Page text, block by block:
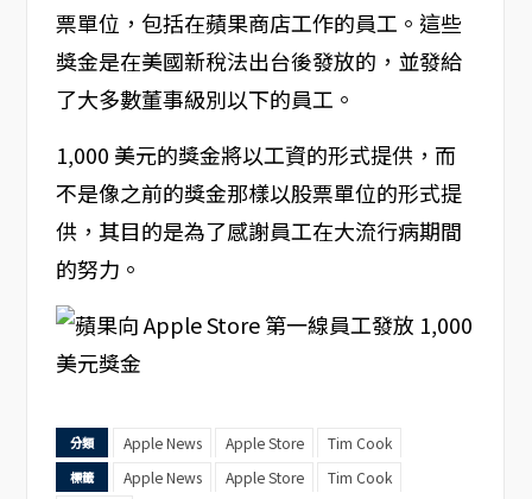
票單位，包括在蘋果商店工作的員工。這些
獎金是在美國新稅法出台後發放的，並發給
了大多數董事級別以下的員工。
1,000 美元的獎金將以工資的形式提供，而
不是像之前的獎金那樣以股票單位的形式提
供，其目的是為了感謝員工在大流行病期間
的努力。
分類 Apple News Apple Store Tim Cook
標籤 Apple News Apple Store
Tim Cook